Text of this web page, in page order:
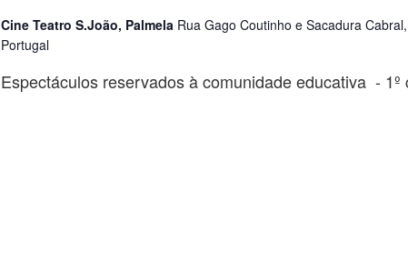
Cine Teatro S.João, Palmela Rua Gago Coutinho e Sacadura
Portugal
Espectáculos reservados à comunidade educativa - 1º